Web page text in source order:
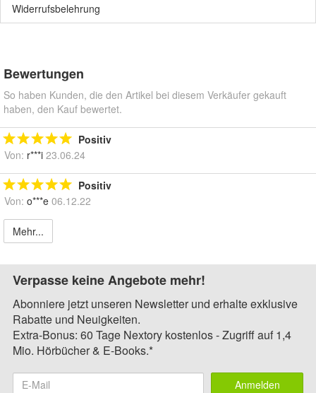
Widerrufsbelehrung
Bewertungen
So haben Kunden, die den Artikel bei diesem Verkäufer gekauft
haben, den Kauf bewertet.
Positiv
Von: r***i 23.06.24
Positiv
Von: o***e 06.12.22
Mehr...
Verpasse keine Angebote mehr!
Abonniere jetzt unseren Newsletter und erhalte exklusive
Rabatte und Neuigkeiten.
Extra-Bonus: 60 Tage Nextory kostenlos - Zugriff auf 1,4
Mio. Hörbücher & E-Books.*
Anmelden